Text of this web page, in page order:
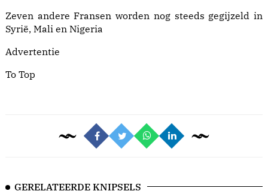
Zeven andere Fransen worden nog steeds gegijzeld in
Syrië, Mali en Nigeria
Advertentie
To Top
GERELATEERDE KNIPSELS